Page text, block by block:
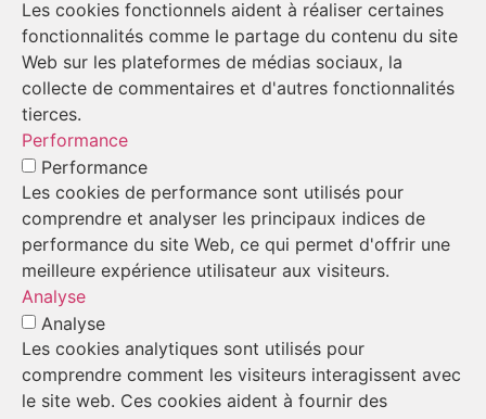
Les cookies fonctionnels aident à réaliser certaines
fonctionnalités comme le partage du contenu du site
Web sur les plateformes de médias sociaux, la
collecte de commentaires et d'autres fonctionnalités
tierces.
Performance
Performance
Les cookies de performance sont utilisés pour
comprendre et analyser les principaux indices de
performance du site Web, ce qui permet d'offrir une
meilleure expérience utilisateur aux visiteurs.
Analyse
Analyse
Les cookies analytiques sont utilisés pour
comprendre comment les visiteurs interagissent avec
le site web. Ces cookies aident à fournir des